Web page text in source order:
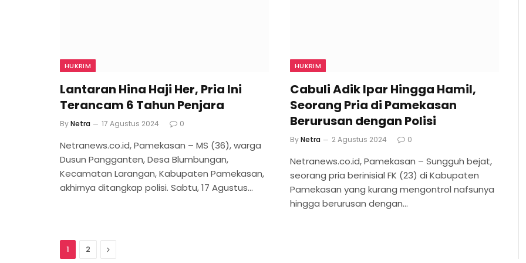
HUKRIM
Lantaran Hina Haji Her, Pria Ini
Terancam 6 Tahun Penjara
ByNetra 17 Agustus 2024 0
Netranews.co.id, Pamekasan – MS (36), warga
Dusun Pangganten, Desa Blumbungan,
Kecamatan Larangan, Kabupaten Pamekasan,
akhirnya ditangkap polisi. Sabtu, 17 Agustus…
HUKRIM
Cabuli Adik Ipar Hingga Hamil,
Seorang Pria di Pamekasan
Berurusan dengan Polisi
ByNetra 2 Agustus 2024 0
Netranews.co.id, Pamekasan – Sungguh bejat,
seorang pria berinisial FK (23) di Kabupaten
Pamekasan yang kurang mengontrol nafsunya
hingga berurusan dengan…
1 2 Next